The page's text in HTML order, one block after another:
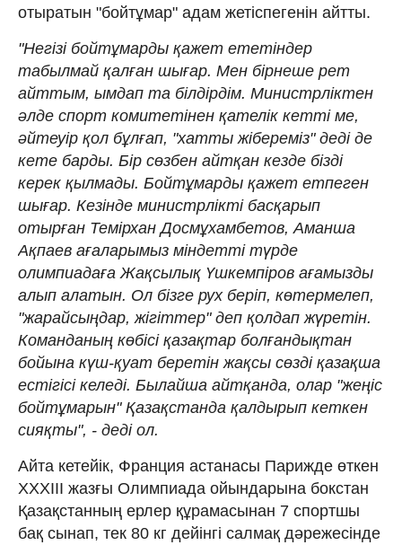
отыратын "бойтұмар" адам жетіспегенін айтты.
"Негізі бойтұмарды қажет ететіндер
табылмай қалған шығар. Мен бірнеше рет
айттым, ымдап та білдірдім. Министрліктен
әлде спорт комитетінен қателік кетті ме,
әйтеуір қол бұлғап, "хатты жібереміз" деді де
кете барды. Бір сөзбен айтқан кезде бізді
керек қылмады. Бойтұмарды қажет етпеген
шығар. Кезінде министрлікті басқарып
отырған Темірхан Досмұхамбетов, Аманша
Ақпаев ағаларымыз міндетті түрде
олимпиадаға Жақсылық Үшкемпіров ағамызды
алып алатын. Ол бізге рух беріп, көтермелеп,
"жарайсыңдар, жігіттер" деп қолдап жүретін.
Команданың көбісі қазақтар болғандықтан
бойына күш-қуат беретін жақсы сөзді қазақша
естігісі келеді. Былайша айтқанда, олар "жеңіс
бойтұмарын" Қазақстанда қалдырып кеткен
сияқты", - деді ол.
Айта кетейік, Франция астанасы Парижде өткен
ХХХІІІ жазғы Олимпиада ойындарына бокстан
Қазақстанның ерлер құрамасынан 7 спортшы
бақ сынап, тек 80 кг дейінгі салмақ дәрежесінде